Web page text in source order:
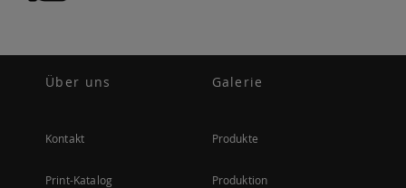
Über uns
Kontakt
Print-Katalog
Galerie
Produkte
Produktion